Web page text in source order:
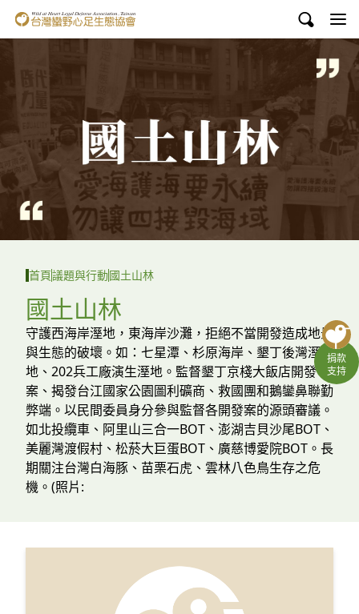
台灣蠻野心足生態協會
環境教育
白海豚媽祖宮
支持蠻野
English
臉書
YouTube
捐款
支持
首頁議題與行動國土山林
國土山林
守護西海岸溼地，東海岸沙灘，拒絕不當開發造成地景
與生態的破壞。如：七星潭、杉原海岸、墾丁後灣溼
地、202兵工廠演生溼地。監督墾丁京棧大飯店開發
案、揭發台江國家公園圖利礦商、救國團和鵝鑾鼻聯勤
弊端。以民間委員身分參與監督各開發案的源頭審議。
如北投纜車、阿里山三合一BOT、澎湖吉貝沙尾BOT、
美麗灣渡假村、松菸大巨蛋BOT、廣慈博愛院BOT。長
期關注台灣白海豚、苗栗石虎、雲林八色鳥生存之危
機。(照片: